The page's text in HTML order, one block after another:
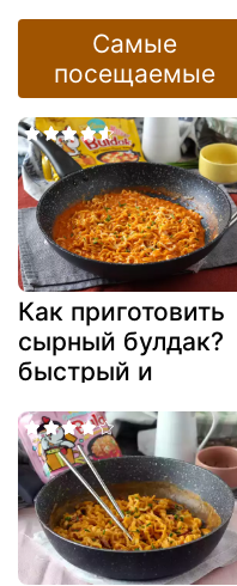
черри: простой и
вкусный рецепт
Самые
посещаемые
Как приготовить
сырный булдак?
быстрый и